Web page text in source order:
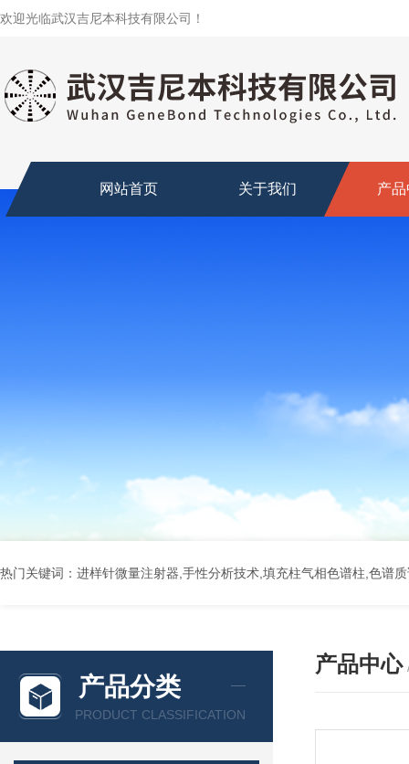
欢迎光临武汉吉尼本科技有限公司！
网站首页 关于我们 产
热门关键词：进样针微量注射器,手性分析技术,填充柱气相色谱柱,色谱
产品分类
PRODUCT CLASSIFICATION
产品中心